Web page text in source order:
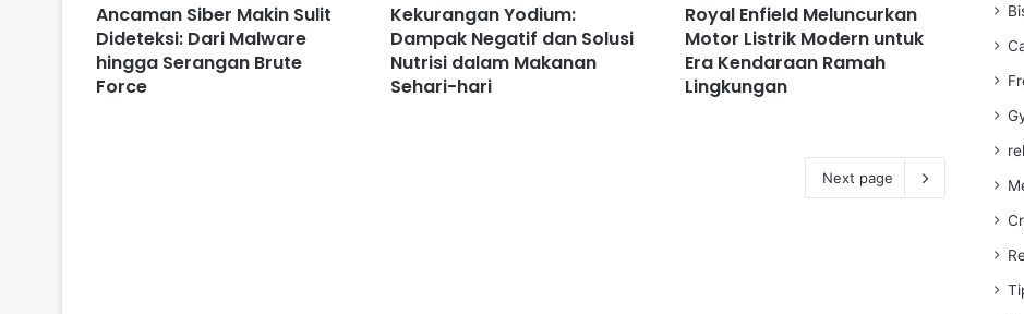
Ancaman Siber Makin Sulit
Dideteksi: Dari Malware
hingga Serangan Brute
Force
Kekurangan Yodium:
Dampak Negatif dan Solusi
Nutrisi dalam Makanan
Sehari-hari
Royal Enfield Meluncurkan
Motor Listrik Modern untuk
Era Kendaraan Ramah
Lingkungan
Next page